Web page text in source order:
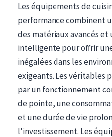
Les équipements de
performance combinent
des matériaux avancés
intelligente pour offrir
inégalées dans les
exigeants. Les véritables
par un fonctionnement
de pointe, une
et une durée de vie
l'investissement. Les